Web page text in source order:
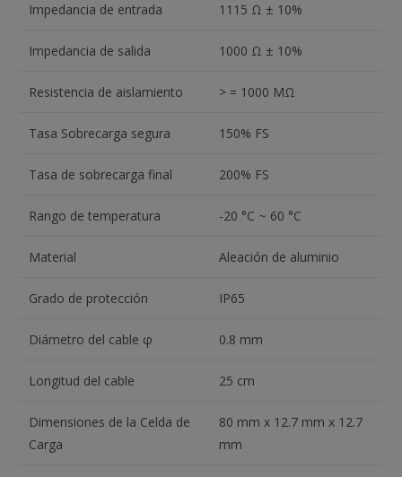
Impedancia de entrada 1115 Ω ± 10%
Impedancia de salida 1000 Ω ± 10%
Resistencia de aislamiento > = 1000 MΩ
Tasa Sobrecarga segura 150% FS
Tasa de sobrecarga final 200% FS
Rango de temperatura -20 °C ~ 60 °C
Material Aleación de aluminio
Grado de protección IP65
Diámetro del cable φ 0.8 mm
Longitud del cable 25 cm
Dimensiones de la Celda de
Carga
80 mm x 12.7 mm x 12.7
mm